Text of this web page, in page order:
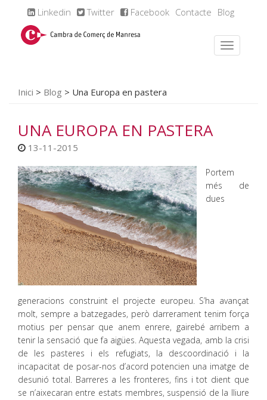
Linkedin Twitter Facebook Contacte Blog
Inici > Blog > Una Europa en pastera
UNA EUROPA EN PASTERA
13-11-2015
Portem
més de
dues
generacions construint el projecte europeu. S’ha avançat
molt, sempre a batzegades, però darrerament tenim força
motius per pensar que anem enrere, gairebé arribem a
tenir la sensació que fa aigües. Aquesta vegada, amb la crisi
de les pasteres i els refugiats, la descoordinació i la
incapacitat de posar-nos d’acord potencien una imatge de
desunió total. Barreres a les fronteres, fins i tot dient que
se n’aixecaran entre estats membres, suspensió de la lliure